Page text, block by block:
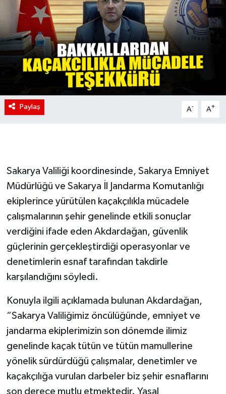
Paylaş A- A+
Sakarya Valiliği koordinesinde, Sakarya Emniyet
Müdürlüğü ve Sakarya İl Jandarma Komutanlığı
ekiplerince yürütülen kaçakçılıkla mücadele
çalışmalarının şehir genelinde etkili sonuçlar
verdiğini ifade eden Akdardağan, güvenlik
güçlerinin gerçekleştirdiği operasyonlar ve
denetimlerin esnaf tarafından takdirle
karşılandığını söyledi.
Konuyla ilgili açıklamada bulunan Akdardağan,
“Sakarya Valiliğimiz öncülüğünde, emniyet ve
jandarma ekiplerimizin son dönemde ilimiz
genelinde kaçak tütün ve tütün mamullerine
yönelik sürdürdüğü çalışmalar, denetimler ve
kaçakçılığa vurulan darbeler biz şehir esnaflarını
son derece mutlu etmektedir. Yasal